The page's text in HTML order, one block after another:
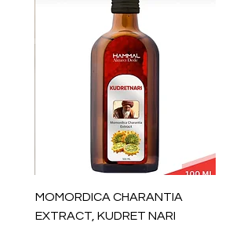
MOMORDICA CHARANTIA
EXTRACT, KUDRET NARI